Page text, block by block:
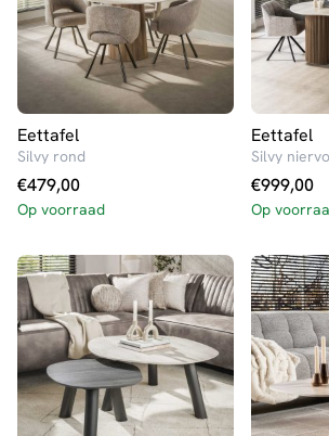
Eettafel
Silvy rond
€479,00
Op voorraad
Eettafel
Silvy
€999,00
Op